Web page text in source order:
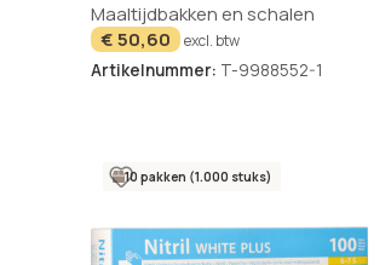
Maaltijdbakken en schalen
€50,60 excl. btw
Artikelnummer: T-9988552-1
10 pakken (1.000 stuks)